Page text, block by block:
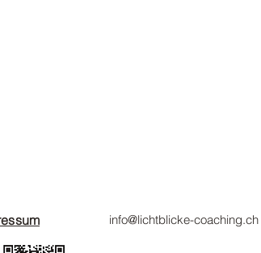
info@lichtblicke-coaching.ch